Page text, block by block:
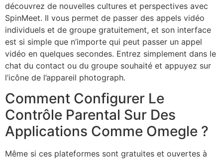
découvrez de nouvelles cultures et perspectives avec
SpinMeet. Il vous permet de passer des appels vidéo
individuels et de groupe gratuitement, et son interface
est si simple que n’importe qui peut passer un appel
vidéo en quelques secondes. Entrez simplement dans le
chat du contact ou du groupe souhaité et appuyez sur
l’icône de l’appareil photograph.
Comment Configurer Le
Contrôle Parental Sur Des
Applications Comme Omegle ?
Même si ces plateformes sont gratuites et ouvertes à